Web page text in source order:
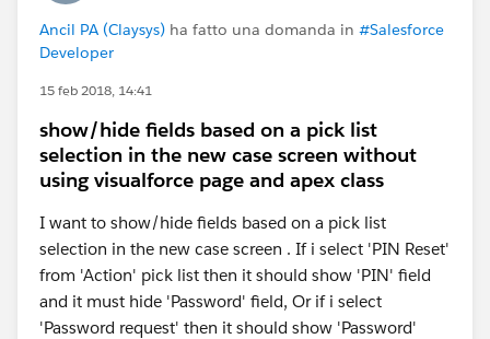
Ancil PA (Claysys) ha fatto una domanda in #Salesforce
Developer
15 feb 2018, 14:41
show/hide fields based on a pick list
selection in the new case screen without
using visualforce page and apex class
I want to show/hide fields based on a pick list
selection in the new case screen . If i select 'PIN Reset'
from 'Action' pick list then it should show 'PIN' field
and it must hide 'Password' field, Or if i select
'Password request' then it should show 'Password'